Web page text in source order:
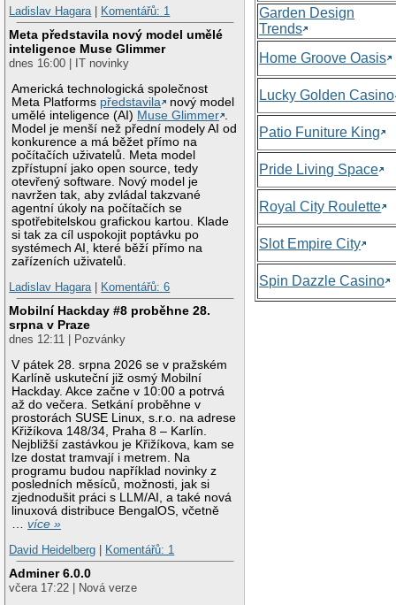
Ladislav Hagara| Komentářů: 1
Meta představila nový model umělé
inteligence Muse Glimmer
dnes 16:00 | IT novinky
Americká technologická společnost
Meta Platforms představila
nový model
umělé inteligence (AI) Muse Glimmer
Model je menší než přední modely AI od
konkurence a má běžet přímo na
počítačích uživatelů. Meta model
zpřístupní jako open source, tedy
otevřený software. Nový model je
navržen tak, aby zvládal takzvané
agentní úkoly na počítačích se
spotřebitelskou grafickou kartou. Klade
si tak za cíl uspokojit poptávku po
systémech AI, které běží přímo na
zařízeních uživatelů.
Ladislav Hagara| Komentářů: 6
Mobilní Hackday #8 proběhne 28.
srpna v Praze
dnes 12:11 | Pozvánky
V pátek 28. srpna 2026 se v pražském
Karlíně uskuteční již osmý Mobilní
Hackday. Akce začne v 10:00 a potrvá
až do večera. Setkání proběhne v
prostorách SUSE Linux, s.r.o. na adrese
Křižíkova 148/34, Praha 8 – Karlín.
Nejbližší zastávkou je Křižíkova, kam se
lze dostat tramvají i metrem. Na
programu budou například novinky z
posledních měsíců, možnosti, jak si
zjednodušit práci s LLM/AI, a také nová
linuxová distribuce BengalOS, včetně
…více »
David Heidelberg
Komentářů: 1
Adminer 6.0.0
včera 17:22 | Nová verze
Garden Design
Trends
Home Groove Oasis
Lucky Golden Casino
Patio Funiture King
Pride Living Space
Royal City Roulette
Slot Empire City
Spin Dazzle Casino